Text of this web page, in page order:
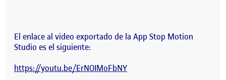
El enlace al video exportado de la App Stop Motion
Studio es el siguiente:
https://youtu.be/ErNOIMoFbNY